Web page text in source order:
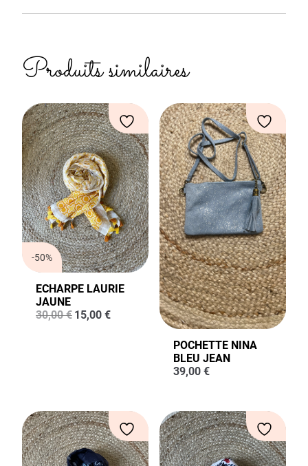
Produits similaires
-50%
ECHARPE LAURIE
JAUNE
30,00€ Le
15,00 €Le
POCHETTE NINA
BLEU JEAN
39,00 €